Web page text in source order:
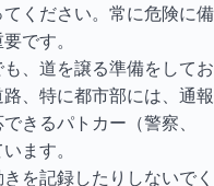
ください。常に危険に備
です。
、道を譲る準備をしてお
、特に都市部には、通報
きるパトカー（警察、
ます。
を記録したりしないでく